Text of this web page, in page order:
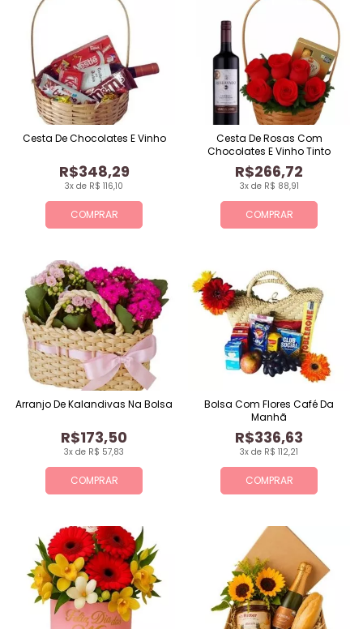
COMPRAR
3x de R$ 116,10
R$348,29
Cesta De Chocolates E Vinho
COMPRAR
3x de R$ 88,91
R$266,72
Cesta De Rosas Com
Chocolates E Vinho Tinto
COMPRAR
3x de R$ 57,83
R$173,50
Arranjo De Kalandivas Na Bolsa
COMPRAR
3x de R$ 112,21
R$336,63
Bolsa Com Flores Café Da
Manhã